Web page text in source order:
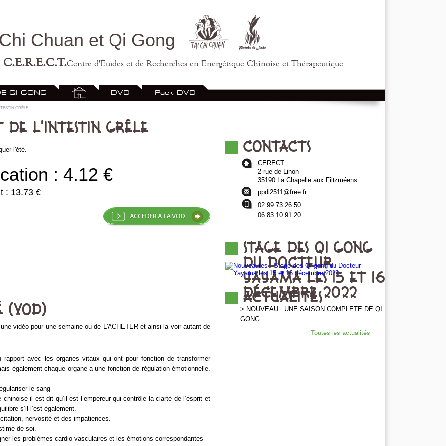
Chuan et Qi Gong
C.E.R.E.C.T.Centre d'Études et de Recherches en Energétique Chinoise et Thérapeutique
QI GONG DVD
Pack DVD
QI GONG STAGES TAICHI QI GONG 2022
GRÊLE
L'INTESTIN GRÊLE
l'été.
: 4.12 €
: 13.73 €
(VOD)
vidéo pour une semaine ou de L'ACHETER et ainsi la voir autant de
rapport avec les organes vitaux qui ont pour fonction de transformer
également chaque organe a une fonction de régulation émotionnelle.
le sang
il est dit qu’il est l’empereur qui contrôle la clarté de l’esprit et
s’il l’est également.
nervosité et des impatiences.
de soi.
les problèmes cardio-vasculaires et les émotions correspondantes
CONTACTS
CERECT
2 rue de Linon
35190 La Chapelle aux Filtzméens
ppdl2511@free.fr
02.99.73.26.50
06.83.10.91.20
STAGE DES QI GONG
DU DOCTEUR
YAYAMA LES 15 ET 16
DÉCEMBRE 2022
ACTUALITÉS
NOUVEAU : UNE SAISON COMPLETE DE QI
GONG
Toutes les actualités